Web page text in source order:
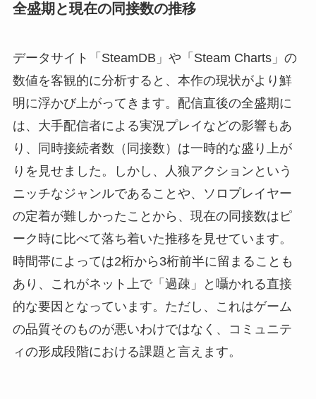
全盛期と現在の同接数の推移
データサイト「SteamDB」や「Steam Charts」の
数値を客観的に分析すると、本作の現状がより鮮
明に浮かび上がってきます。配信直後の全盛期に
は、大手配信者による実況プレイなどの影響もあ
り、同時接続者数（同接数）は一時的な盛り上が
りを見せました。しかし、人狼アクションという
ニッチなジャンルであることや、ソロプレイヤー
の定着が難しかったことから、現在の同接数はピ
ーク時に比べて落ち着いた推移を見せています。
時間帯によっては2桁から3桁前半に留まることも
あり、これがネット上で「過疎」と囁かれる直接
的な要因となっています。ただし、これはゲーム
の品質そのものが悪いわけではなく、コミュニテ
ィの形成段階における課題と言えます。